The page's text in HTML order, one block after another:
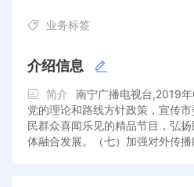
业务标签
介绍信息
简介
南宁广播电视台,2019
党的理论和路线方针政策，宣传
民群众喜闻乐见的精品节目，弘
体融合发展。（七）加强对外传